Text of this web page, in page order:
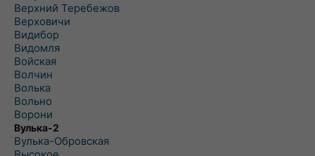
Верхний Теребежов
Верховичи
Видибор
Видомля
Войская
Волчин
Волька
Вольно
Ворони
Вулька-2
Вулька-Обровская